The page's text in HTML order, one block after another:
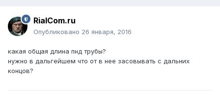
RialCom.ru
Опубликовано 26 января, 2016
какая общая длина пнд трубы?
нужно в дальгейшем что от в нее засовывать с дальних
концов?